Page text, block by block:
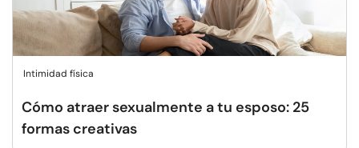
Intimidad física
Cómo atraer sexualmente a tu esposo: 25
formas creativas